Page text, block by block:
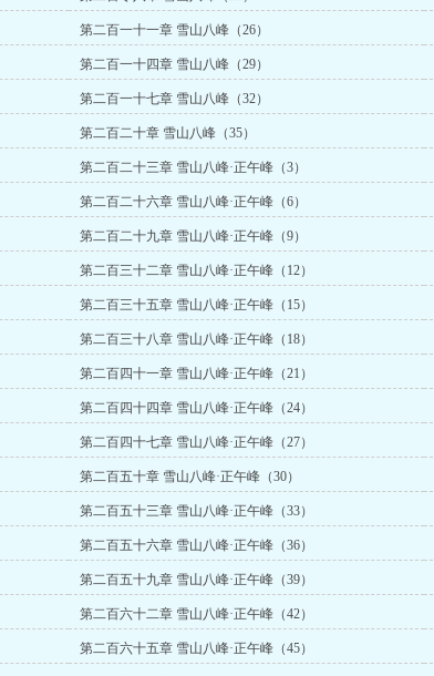
第二百一十一章 雪山八峰（26）
第二百一十四章 雪山八峰（29）
第二百一十七章 雪山八峰（32）
第二百二十章 雪山八峰（35）
第二百二十三章 雪山八峰·正午峰（3）
第二百二十六章 雪山八峰·正午峰（6）
第二百二十九章 雪山八峰·正午峰（9）
第二百三十二章 雪山八峰·正午峰（12）
第二百三十五章 雪山八峰·正午峰（15）
第二百三十八章 雪山八峰·正午峰（18）
第二百四十一章 雪山八峰·正午峰（21）
第二百四十四章 雪山八峰·正午峰（24）
第二百四十七章 雪山八峰·正午峰（27）
第二百五十章 雪山八峰·正午峰（30）
第二百五十三章 雪山八峰·正午峰（33）
第二百五十六章 雪山八峰·正午峰（36）
第二百五十九章 雪山八峰·正午峰（39）
第二百六十二章 雪山八峰·正午峰（42）
第二百六十五章 雪山八峰·正午峰（45）